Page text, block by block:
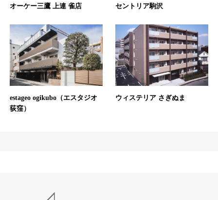
オーケー三鷹 上連 雀店 セントリア駒沢
estageo ogikubo（エスタジオ
荻窪）
ウィステリア さぎぬま